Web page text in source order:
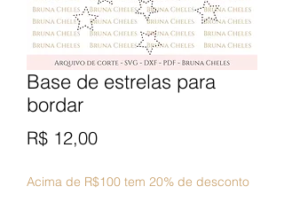
Base de estrelas para
bordar
R$ 12,00Preço
Acima de R$100 tem 20% de desconto